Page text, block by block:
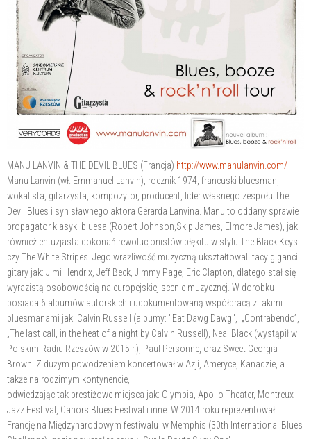
MANU LANVIN & THE DEVIL BLUES (Francja) http://www.manulanvin.com/
Manu Lanvin (wł. Emmanuel Lanvin), rocznik 1974, francuski bluesman,
wokalista, gitarzysta, kompozytor, producent, lider własnego zespołu The
Devil Blues i syn sławnego aktora Gérarda Lanvina. Manu to oddany sprawie
propagator klasyki bluesa (Robert Johnson,Skip James, Elmore James), jak
również entuzjasta dokonań rewolucjonistów błękitu w stylu The Black Keys
czy The White Stripes. Jego wrażliwość muzyczną ukształtowali tacy giganci
gitary jak: Jimi Hendrix, Jeff Beck, Jimmy Page, Eric Clapton, dlatego stał się
wyrazistą osobowością na europejskiej scenie muzycznej. W dorobku
posiada 6 albumów autorskich i udokumentowaną współpracą z takimi
bluesmanami jak: Calvin Russell (albumy: "Eat Dawg Dawg", „Contrabendo”,
„The last call, in the heat of a night by Calvin Russell), Neal Black (wystąpił w
Polskim Radiu Rzeszów w 2015 r.), Paul Personne, oraz Sweet Georgia
Brown. Z dużym powodzeniem koncertował w Azji, Ameryce, Kanadzie, a
także na rodzimym kontynencie,
odwiedzając tak prestiżowe miejsca jak: Olympia, Apollo Theater, Montreux
Jazz Festival, Cahors Blues Festival i inne. W 2014 roku reprezentował
Francję na Międzynarodowym festiwalu w Memphis (30th International Blues